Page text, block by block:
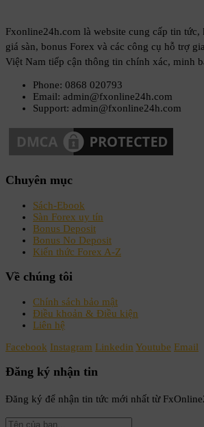
Fxonline24h.com là website cung cấp tin tức,
giá sàn, bonus Forex và các công cụ hỗ trợ
Việt Nam tiếp cận thông tin chính xác, minh
Phone: 0868 020793
Email: admin@fxonline24h.com
Support: admin@fxonline24h.com
Chuyên mục
Sách-Ebook
Sàn Forex uy tín
Bonus Deposit
Bonus No Deposit
Kiến thức Forex A-Z
Về chúng tôi
Chính sách bảo mật
Điều khoản & Điều kiện
Liên hệ
Facebook Instagram Linkedin Youtube Email
Đăng ký nhận tin
Đăng ký để nhận tin tức mới nhất từ